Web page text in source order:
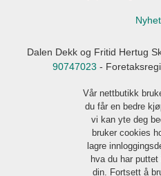
Dalen Dekk og Fritid Hertug
90747023 -
Vår nettbutikk
du får en bedre
vi kan yte deg
bruker cookies
lagre
hva du har
din. Fortsett å